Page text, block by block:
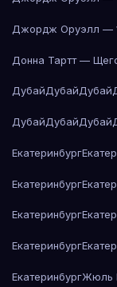
Джордж Оруэлл —
Донна Тартт —
ДубайДубайДубай
ДубайДубайДубай
Екатеринбург
Екатеринбург
Екатеринбург
Екатеринбург
ЕкатеринбургЖюль